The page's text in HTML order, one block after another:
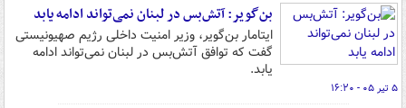
بن‌گویر: آتش‌بس در لبنان نمی‌تواند ادامه یابد
ایتامار بن‌گویر، وزیر امنیت داخلی رژیم صهیونیستی
گفت که توافق آتش‌بس در لبنان نمی‌تواند ادامه
یابد.
۵ تیر ۰۵ - ۱۶:۲۰